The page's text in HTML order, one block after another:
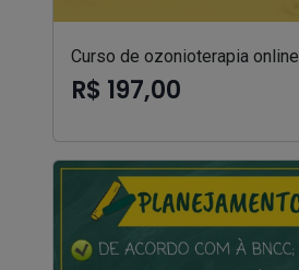
Curso de ozonioterapia online
R$ 197,00